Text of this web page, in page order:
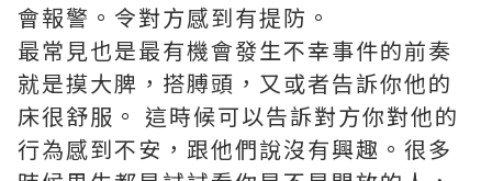
會報警。令對方感到有提防。
最常見也是最有機會發生不幸事件的前奏
就是摸大脾，搭膊頭，又或者告訴你他的
床很舒服。 這時候可以告訴對方你對他的
行為感到不安，跟他們說沒有興趣。很多